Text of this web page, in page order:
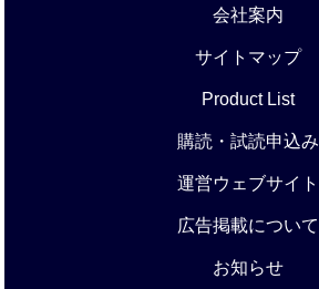
会社案内
サイトマップ
Product List
購読・試読申込み
運営ウェブサイト
広告掲載について
お知らせ